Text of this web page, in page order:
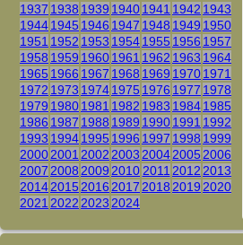
1937 1938 1939 19401941 1942 1943
19441945 1946 1947 1948 1949 1950
1951 1952 1953 19541955 1956 1957
1958 1959 19601961 1962 1963 1964
1965 1966 1967 1968 1969 19701971
1972 1973 19741975 1976 1977 1978
1979 19801981 1982 1983 19841985
1986 1987 1988 1989 19901991 1992
1993 19941995 1996 1997 1998 1999
20002001 2002 2003 20042005 2006
2007 2008 2009 2010 2011 2012 2013
20142015 2016 2017 2018 2019 2020
2021 2022 2023 2024